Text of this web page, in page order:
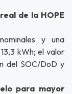
de la HOPE
y una
kWh; el valor
del SOC/DoD y
para mayor